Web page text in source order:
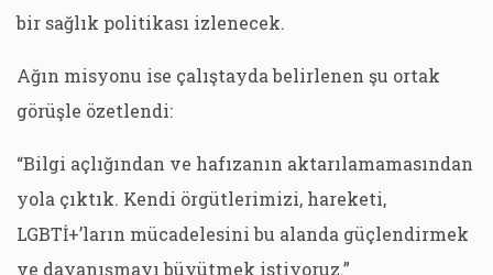
bir sağlık politikası izlenecek.
Ağın misyonu ise çalıştayda belirlenen şu ortak
görüşle özetlendi:
“Bilgi açlığından ve hafızanın aktarılamamasından
yola çıktık. Kendi örgütlerimizi, hareketi,
LGBTİ+’ların mücadelesini bu alanda güçlendirmek
ve dayanışmayı büyütmek istiyoruz.”